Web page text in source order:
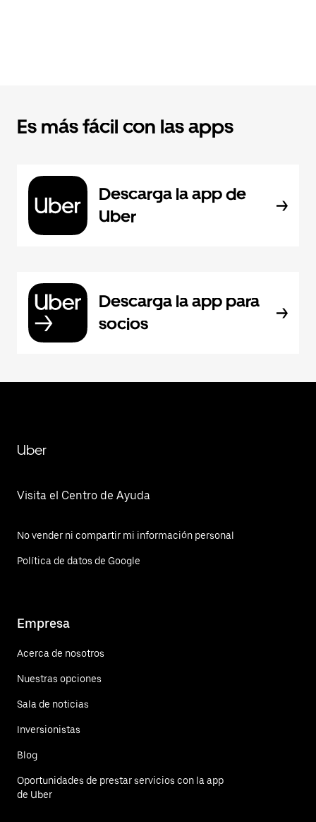
Es más fácil con las apps
Descarga la app de
Uber
Descarga la app para
socios
Uber
Visita el Centro de Ayuda
No vender ni compartir mi información personal
Política de datos de Google
Empresa
Acerca de nosotros
Nuestras opciones
Sala de noticias
Inversionistas
Blog
Oportunidades de prestar servicios con la app
de Uber